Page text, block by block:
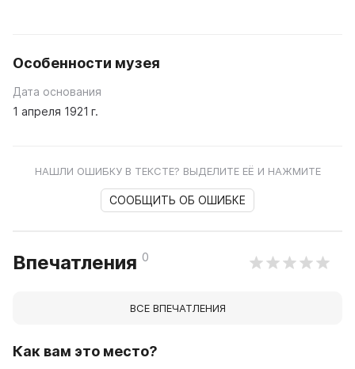
Особенности музея
Дата основания
1 апреля 1921 г.
НАШЛИ ОШИБКУ В ТЕКСТЕ? ВЫДЕЛИТЕ ЕЁ И НАЖМИТЕ
СООБЩИТЬ ОБ ОШИБКЕ
Впечатления 0
ВСЕ ВПЕЧАТЛЕНИЯ
Как вам это место?